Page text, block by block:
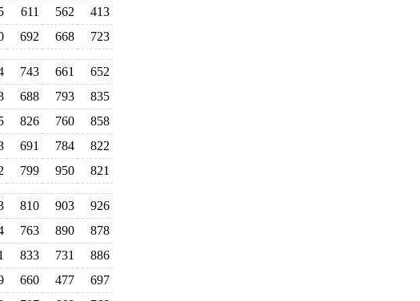
611 562
413
692 668 723
743 661
652
688 793
835
826 760
858
691 784
822
799 950 821
810 903
926
763 890
878
833 731
886
660 477
697